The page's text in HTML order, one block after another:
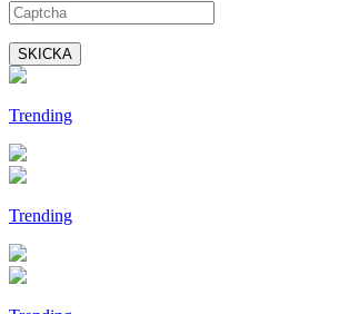
SKICKA
Trending
Trending